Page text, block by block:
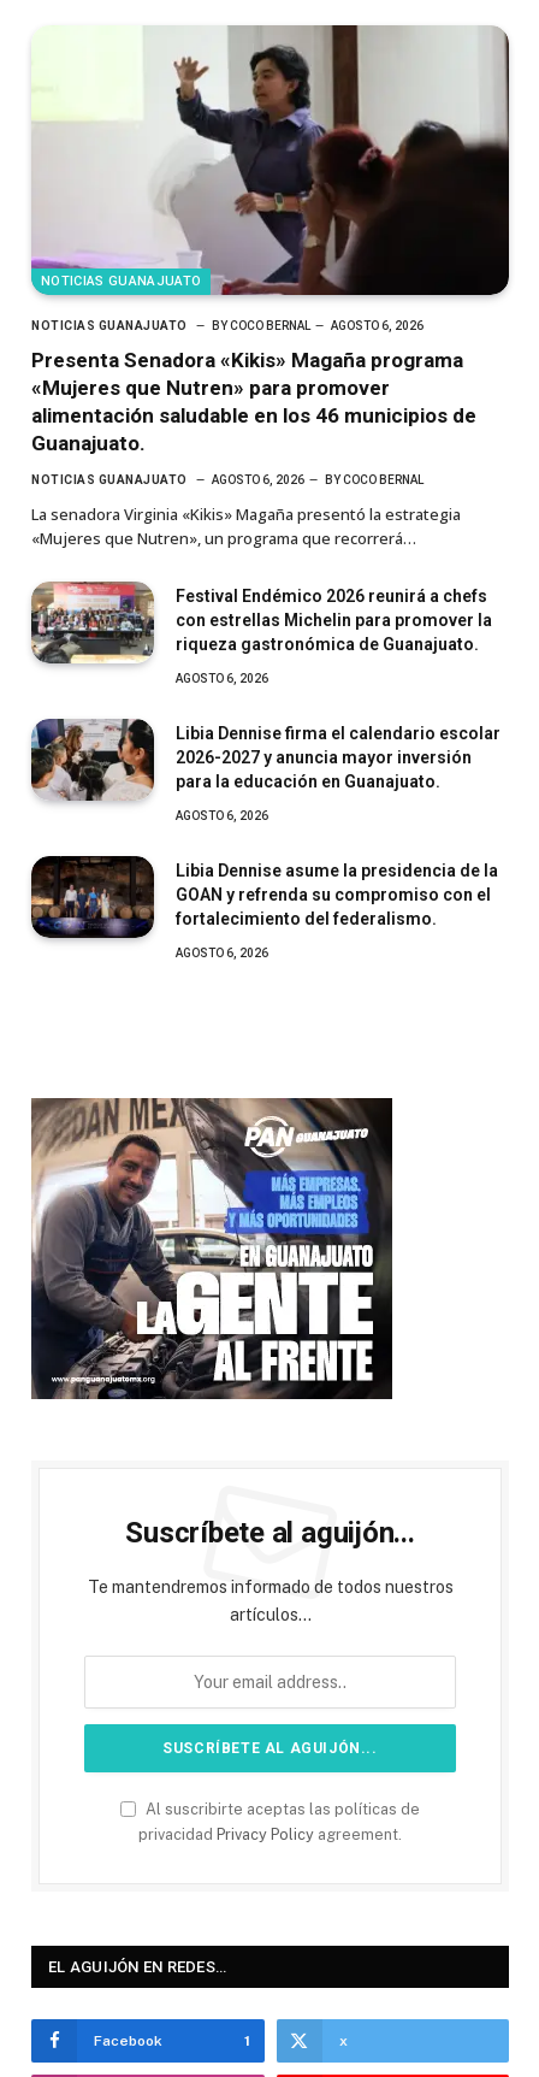
NOTICIAS GUANAJUATO
NOTICIAS GUANAJUATO BY COCO BERNAL AGOSTO 6, 2026
Presenta Senadora «Kikis» Magaña programa
«Mujeres que Nutren» para promover
alimentación saludable en los 46 municipios de
Guanajuato.
NOTICIAS GUANAJUATO AGOSTO 6, 2026 BY COCO BERNAL
La senadora Virginia «Kikis» Magaña presentó la estrategia
«Mujeres que Nutren», un programa que recorrerá…
Festival Endémico 2026 reunirá a chefs
con estrellas Michelin para promover la
riqueza gastronómica de Guanajuato.
AGOSTO 6, 2026
Libia Dennise firma el calendario escolar
2026-2027 y anuncia mayor inversión
para la educación en Guanajuato.
AGOSTO 6, 2026
Libia Dennise asume la presidencia de la
GOAN y refrenda su compromiso con el
fortalecimiento del federalismo.
AGOSTO 6, 2026
Suscríbete al aguijón...
Te mantendremos informado de todos nuestros
artículos...
Al suscribirte aceptas las políticas de
privacidad Privacy Policy agreement.
EL AGUIJÓN EN REDES…
Facebook 1 x